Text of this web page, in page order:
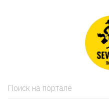
Поиск на портале